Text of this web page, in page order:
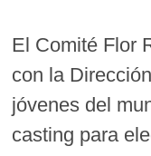
El Comité Flor
con la
jóvenes del
casting para